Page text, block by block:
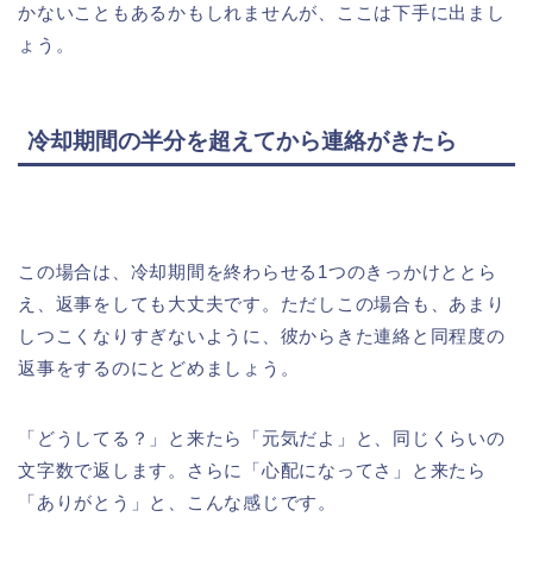
かないこともあるかもしれませんが、ここは下手に出まし
ょう。
冷却期間の半分を超えてから連絡がきたら
この場合は、冷却期間を終わらせる1つのきっかけととら
え、返事をしても大丈夫です。ただしこの場合も、あまり
しつこくなりすぎないように、彼からきた連絡と同程度の
返事をするのにとどめましょう。
「どうしてる？」と来たら「元気だよ」と、同じくらいの
文字数で返します。さらに「心配になってさ」と来たら
「ありがとう」と、こんな感じです。